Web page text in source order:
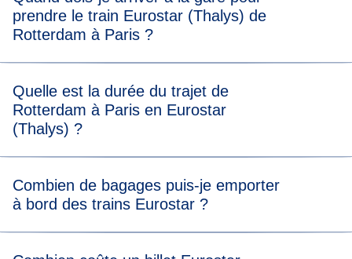
prendre le train Eurostar (Thalys) de
Rotterdam à Paris ?
d'arriver 20 minutes avant l'heure de départ prévue de
votre train Eurostar (Thalys) de Rotterdam à Paris.
Quelle est la durée du trajet de
Rotterdam à Paris en Eurostar
(Thalys) ?
Combien de bagages puis-je emporter
à bord des trains Eurostar ?